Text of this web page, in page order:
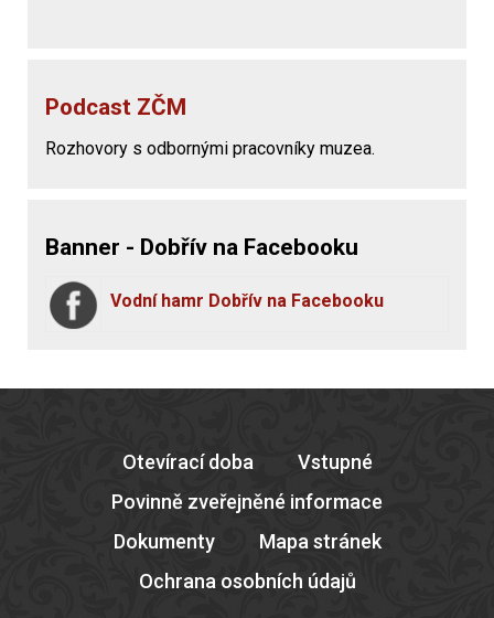
Podcast ZČM
Rozhovory s odbornými pracovníky muzea.
Banner - Dobřív na Facebooku
Vodní hamr Dobřív na Facebooku
Otevírací doba
Vstupné
Povinně zveřejněné informace
Dokumenty
Mapa stránek
Ochrana osobních údajů